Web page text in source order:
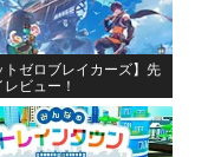
トゼロブレイカーズ】先
ビュー！